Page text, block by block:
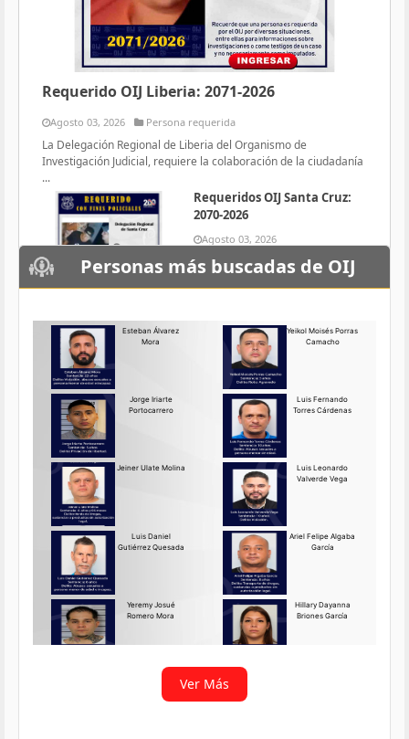
Requerido OIJ Liberia: 2071-2026
Agosto 03, 2026 Persona requerida
La Delegación Regional de Liberia del Organismo de
Investigación Judicial, requiere la colaboración de la ciudadanía
...
Requeridos OIJ Santa Cruz:
2070-2026
Agosto 03, 2026
Persona requerida
La Delegación Regional de Santa
Requerido OIJ Puntarenas:
2069-2026
Agosto 03, 2026
Persona requerida
La Delegación Regional de
Puntarenas del Organismo de
Investigación
Ver más
Personas más buscadas de OIJ
Ver Más